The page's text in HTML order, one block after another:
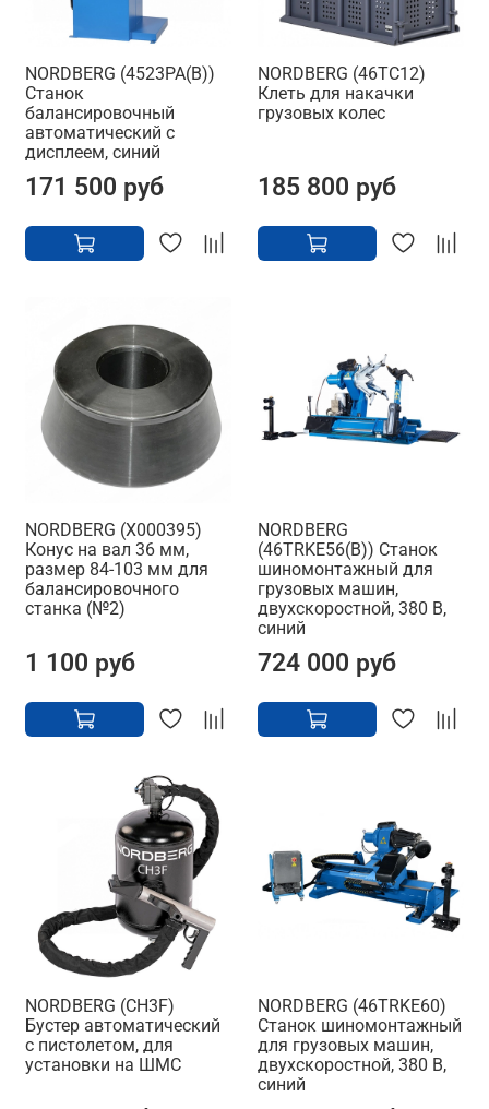
NORDBERG (4523PA(B))
Станок
балансировочный
автоматический с
дисплеем, синий
171 500 руб
NORDBERG (46TC12)
Клеть для накачки
грузовых колес
185 800 руб
NORDBERG (X000395)
Конус на вал 36 мм,
размер 84-103 мм для
балансировочного
станка (№2)
1 100 руб
NORDBERG
(46TRKE56(B)) Станок
шиномонтажный для
грузовых машин,
двухскоростной, 380 В,
синий
724 000 руб
NORDBERG (CH3F)
Бустер автоматический
с пистолетом, для
установки на ШМС
NORDBERG (46TRKE60)
Станок шиномонтажный
для грузовых машин,
двухскоростной, 380 В,
синий